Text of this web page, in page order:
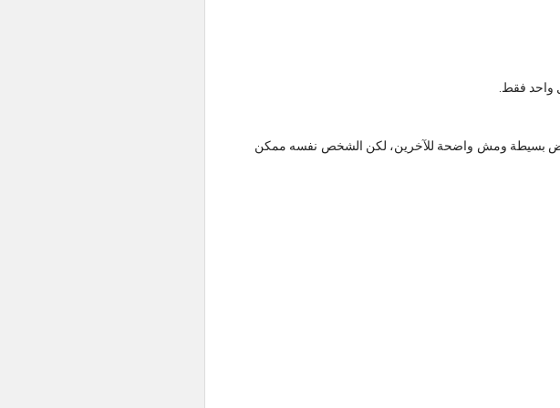
واحد فقط.
بسيطة ومش واضحة للآخرين، لكن الشخص نفسه ممكن